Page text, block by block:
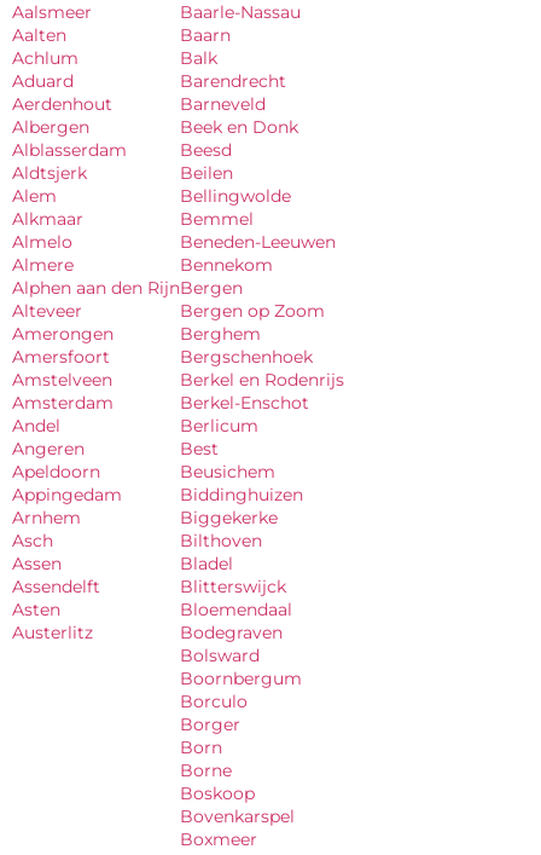
Aalsmeer
Aalten
Achlum
Aduard
Aerdenhout
Albergen
Alblasserdam
Aldtsjerk
Alem
Alkmaar
Almelo
Almere
Alphen aan den Rijn
Alteveer
Amerongen
Amersfoort
Amstelveen
Amsterdam
Andel
Angeren
Apeldoorn
Appingedam
Arnhem
Asch
Assen
Assendelft
Asten
Austerlitz
Baarle-Nassau
Baarn
Balk
Barendrecht
Barneveld
Beek en Donk
Beesd
Beilen
Bellingwolde
Bemmel
Beneden-Leeuwen
Bennekom
Bergen
Bergen op Zoom
Berghem
Bergschenhoek
Berkel en Rodenrijs
Berkel-Enschot
Berlicum
Best
Beusichem
Biddinghuizen
Biggekerke
Bilthoven
Bladel
Blitterswijck
Bloemendaal
Bodegraven
Bolsward
Boornbergum
Borculo
Borger
Born
Borne
Boskoop
Bovenkarspel
Boxmeer